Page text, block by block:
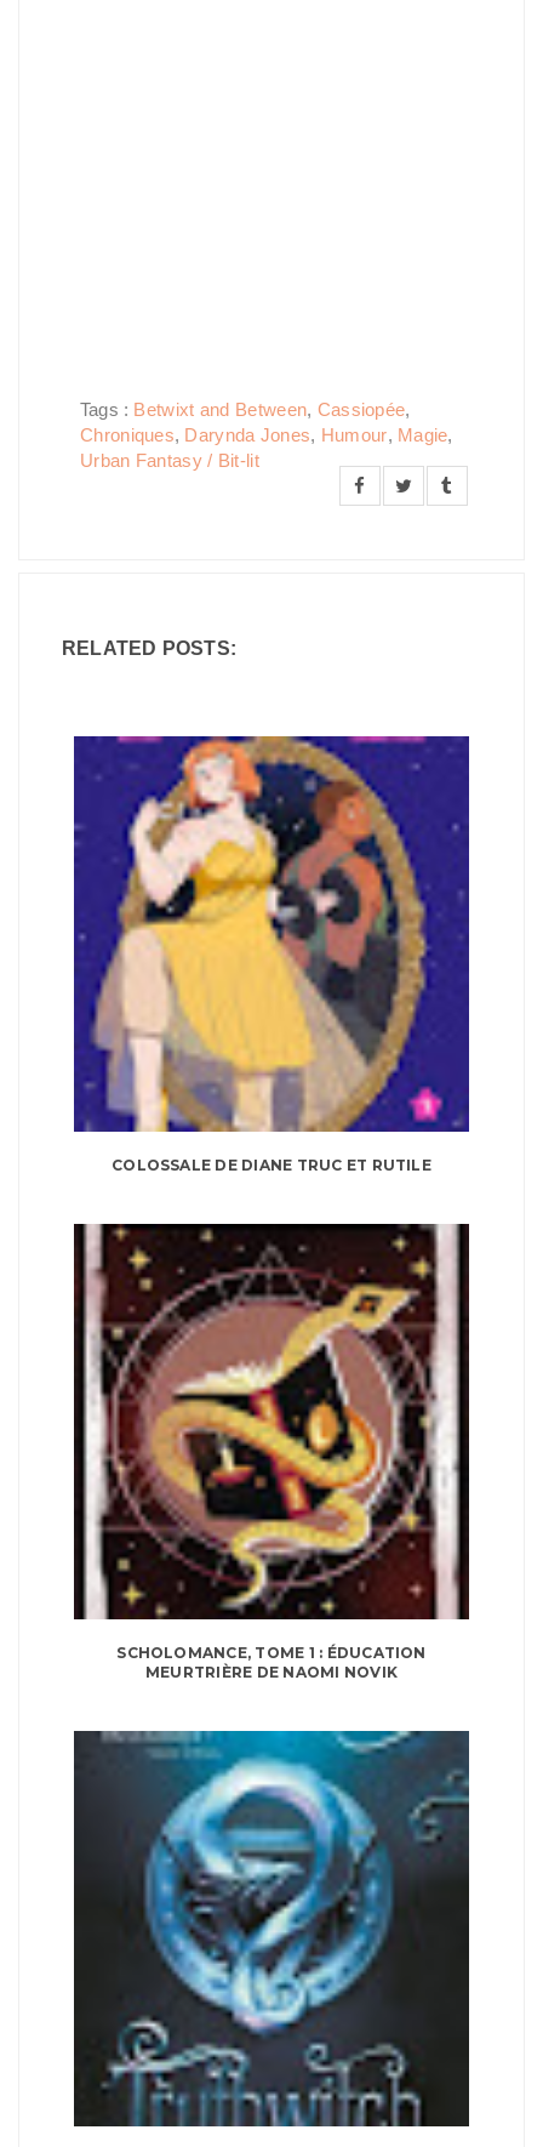
Tags : Betwixt and Between, Cassiopée,
Chroniques, Darynda Jones, Humour, Magie,
Urban Fantasy / Bit-lit
RELATED POSTS:
COLOSSALE DE DIANE TRUC ET RUTILE
SCHOLOMANCE, TOME 1 : ÉDUCATION
MEURTRIÈRE DE NAOMI NOVIK